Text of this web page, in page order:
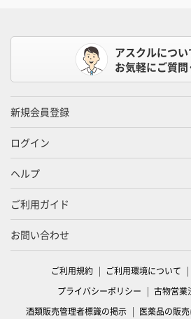
アスクルについ
お気軽にご質問
新規会員登録
ログイン
ヘルプ
ご利用ガイド
お問い合わせ
ご利用規約 ご利用環境について
プライバシーポリシー
古物営業
酒類販売管理者標識の掲示
医薬品の販